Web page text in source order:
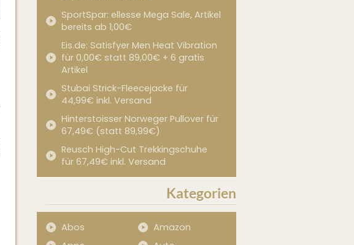
SportSpar: ellesse Mega Sale, Artikel
bereits ab 1,00€
Eis.de: Satisfyer Men Heat Vibration
für 0,00€ statt 89,00€ + 6 gratis
Artikel
Stubai Strick-Fleecejacke für
44,99€ inkl. Versand
Hinterstoisser Norweger Pullover für
67,49€ (statt 89,99€)
Reusch High-Cut Trekkingschuhe
für 67,49€ inkl. Versand
Kategorien
Abos
Amazon